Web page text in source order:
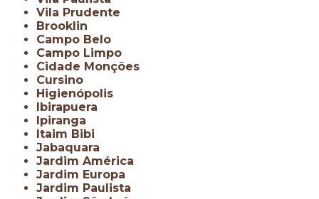
Vila Prudente
Brooklin
Campo Belo
Campo Limpo
Cidade Monções
Cursino
Higienópolis
Ibirapuera
Ipiranga
Itaim Bibi
Jabaquara
Jardim América
Jardim Europa
Jardim Paulista